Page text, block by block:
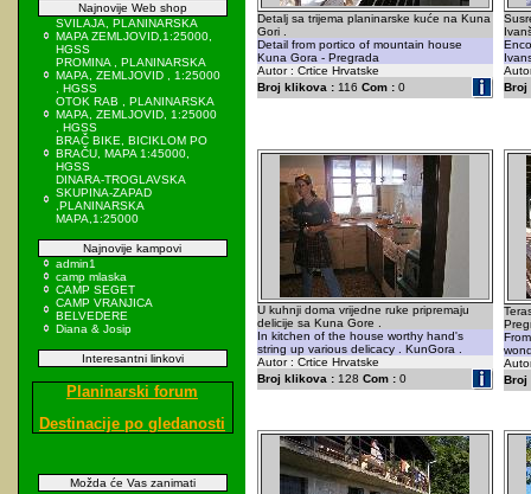
Najnovije Web shop
SVILAJA, PLANINARSKA
MAPA ZEMLJOVID,1:25000,
HGSS
PROMINA , PLANINARSKA
MAPA, ZEMLJOVID , 1:25000
, HGSS
OTOK RAB , PLANINARSKA
MAPA, ZEMLJOVID, 1:25000
, HGSS
BRAČ BIKE, BICIKLOM PO
BRAČU, MAPA 1:45000,
HGSS
DINARA-TROGLAVSKA
SKUPINA-ZAPAD
,PLANINARSKA
MAPA,1:25000
Najnovije kampovi
admin1
camp mlaska
CAMP SEGET
CAMP VRANJICA
BELVEDERE
Diana & Josip
Interesantni linkovi
Planinarski forum
Destinacije po gledanosti
Možda će Vas zanimati
Detalj sa trijema planinarske kuće na Kuna
Gori .
Detail from portico of mountain house
Kuna Gora - Pregrada
Autor : Crtice Hrvatske
Broj klikova :116 Com :0
Broj
U kuhnji doma vrijedne ruke pripremaju
delicije sa Kuna Gore .
In kitchen of the house worthy hand's
string up various delicacy . KunGora .
Autor : Crtice Hrvatske
Broj klikova :128 Com :0
Broj